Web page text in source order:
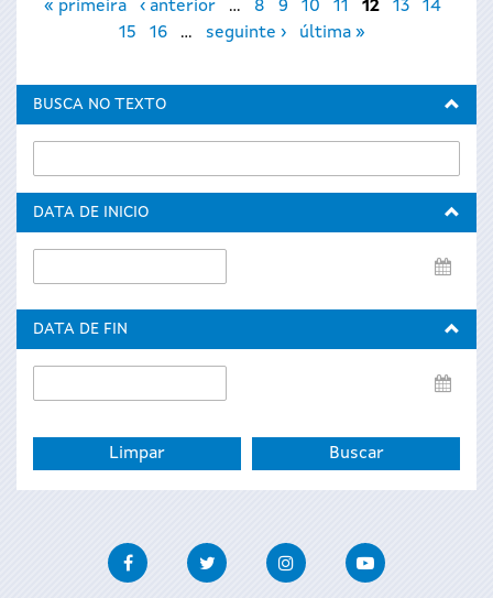
« primeira ‹ anterior … 8 9 10 11 12 13
14
15
16 … seguinte › última »
BUSCA NO TEXTO
DATA DE INICIO
de
DATA DE FIN
de
FacebookTwitter InstagramYoutube